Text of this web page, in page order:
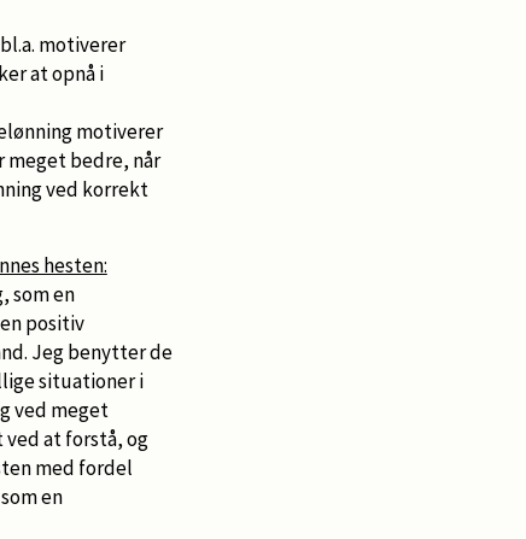
motiverer
at opnå i
motiverer
meget bedre, når
ved korrekt
hesten:
som en
positiv
Jeg benytter de
situationer i
ved meget
ved at forstå, og
med fordel
en